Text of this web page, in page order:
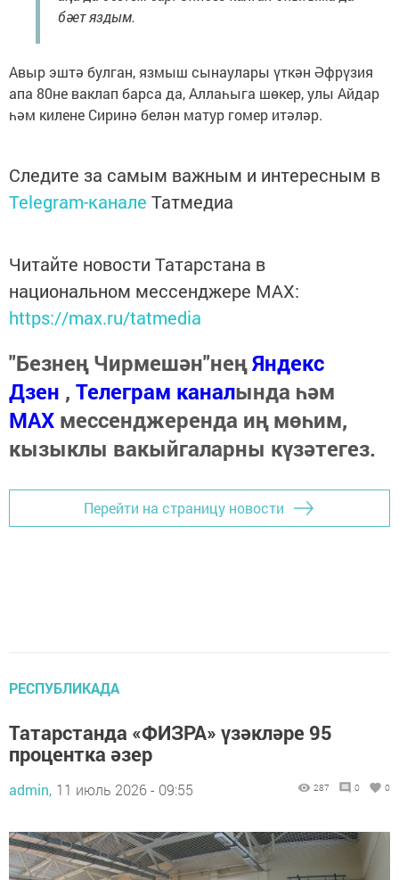
бәет яздым.
Авыр эштә булган, язмыш сынаулары үткән Әфрүзия
апа 80не ваклап барса да, Аллаһыга шөкер, улы Айдар
һәм килене Сиринә белән матур гомер итәләр.
Следите за самым важным и интересным в
Telegram-канале Татмедиа
Читайте новости Татарстана в
национальном мессенджере MАХ:
https://max.ru/tatmedia
"Безнең Чирмешән"неңЯндекс
Дзен , Телеграм каналында һәм
МАХ мессенджеренда иң мөһим,
кызыклы вакыйгаларны күзәтегез.
Перейти на страницу новости
РЕСПУБЛИКАДА
Татарстанда «ФИЗРА» үзәкләре 95
процентка әзер
admin, 11 июль 2026 - 09:55 287 0 0